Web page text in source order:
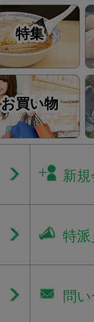
特集
お買い物
新
特
問